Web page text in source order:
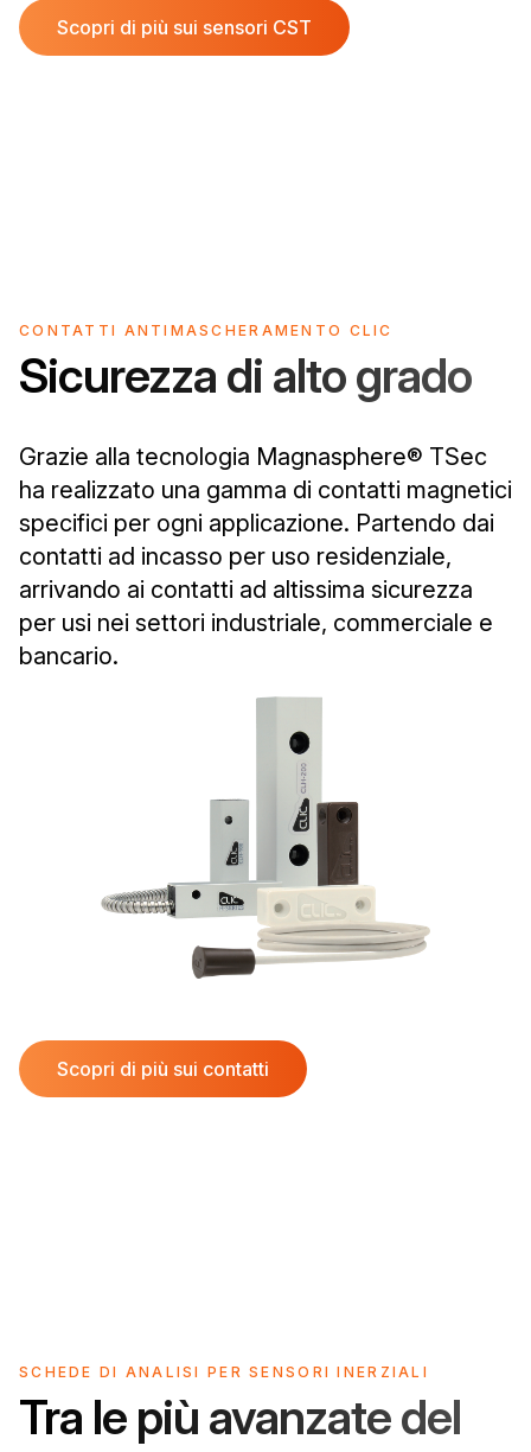
Scopri di più sui sensori CST
CONTATTI ANTIMASCHERAMENTO CLIC
Sicurezza di alto grado
Grazie alla tecnologia Magnasphere® TSec
ha realizzato una gamma di contatti magnetici
specifici per ogni applicazione. Partendo dai
contatti ad incasso per uso residenziale,
arrivando ai contatti ad altissima sicurezza
per usi nei settori industriale, commerciale e
bancario.
Scopri di più sui contatti
SCHEDE DI ANALISI PER SENSORI INERZIALI
Tra le più avanzate del